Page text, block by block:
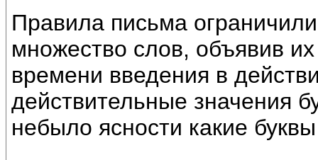
Правила письма
множество слов, объявив
времени введения в
действительные значения
небыло ясности какие